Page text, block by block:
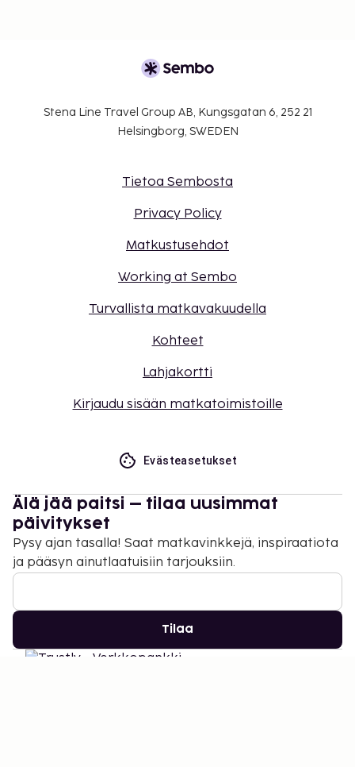
Stena Line Travel Group AB, Kungsgatan 6, 252 21
Helsingborg, SWEDEN
Tietoa Sembosta
Privacy Policy
Matkustusehdot
Working at Sembo
Turvallista matkavakuudella
Kohteet
Lahjakortti
Kirjaudu sisään matkatoimistoille
Evästeasetukset
Älä jää paitsi – tilaa uusimmat
päivitykset
Pysy ajan tasalla! Saat matkavinkkejä, inspiraatiota
ja pääsyn ainutlaatuisiin tarjouksiin.
Tilaa